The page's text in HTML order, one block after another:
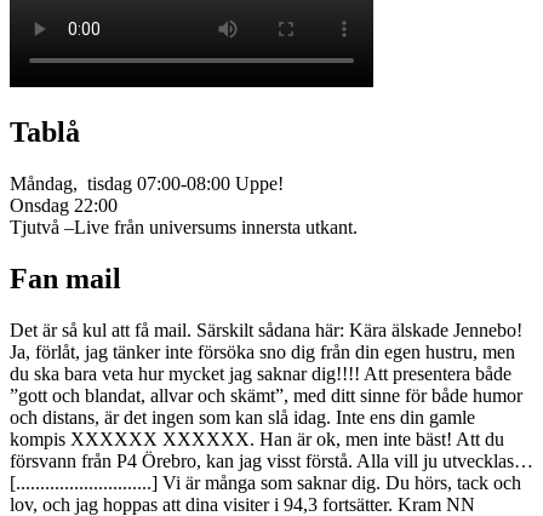
Tablå
Måndag, tisdag 07:00-08:00 Uppe!
Onsdag 22:00
Tjutvå –Live från universums innersta utkant.
Fan mail
Det är så kul att få mail. Särskilt sådana här: Kära älskade Jennebo!
Ja, förlåt, jag tänker inte försöka sno dig från din egen hustru, men
du ska bara veta hur mycket jag saknar dig!!!! Att presentera både
”gott och blandat, allvar och skämt”, med ditt sinne för både humor
och distans, är det ingen som kan slå idag. Inte ens din gamle
kompis XXXXXX XXXXXX. Han är ok, men inte bäst! Att du
försvann från P4 Örebro, kan jag visst förstå. Alla vill ju utvecklas…
[............................] Vi är många som saknar dig. Du hörs, tack och
lov, och jag hoppas att dina visiter i 94,3 fortsätter. Kram NN